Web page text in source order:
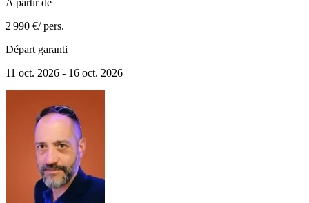
A partir de
2 990 €/ pers.
Départ garanti
11 oct. 2026 - 16 oct. 2026